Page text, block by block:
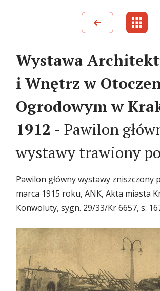
Wystawa
i Wnętrz w
Ogrodowym w
1912 -Pawilon
wystawy trawiony
Pawilon główny wystawy zniszczony
marca 1915 roku, ANK, Akta miasta
Konwoluty, sygn. 29/33/Kr 6657, s.